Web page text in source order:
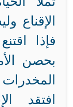
الإقناع
فإذا
بحصن
المخدرات
افتقد